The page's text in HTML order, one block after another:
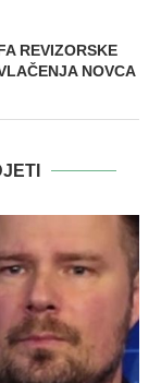
REVIZORSKE
NOVCA